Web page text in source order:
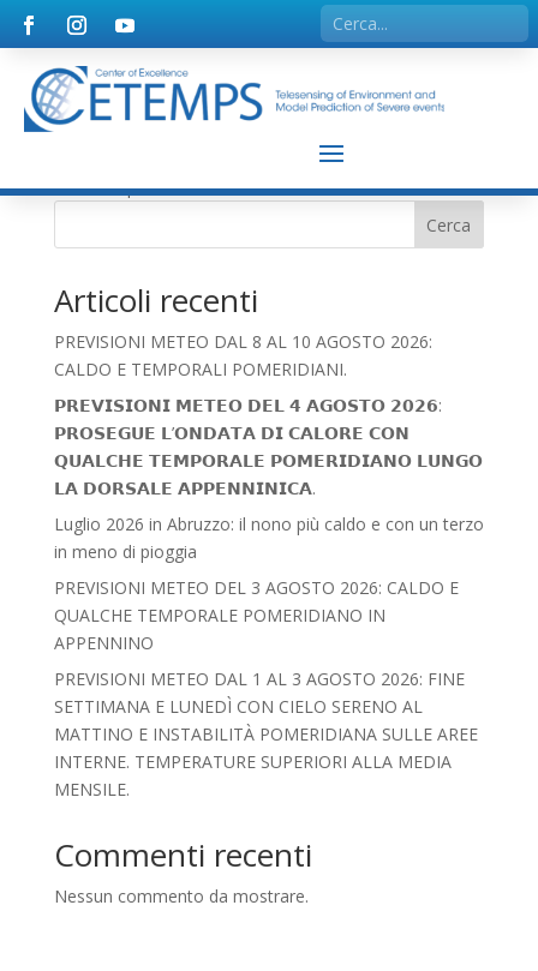
Nessun risultato
La pagina richiesta non è stata trovata. Affina la tua
ricerca, o utilizza la barra di navigazione qui sopra per
trovare il post.
Cerca
Articoli recenti
PREVISIONI METEO DAL 8 AL 10 AGOSTO 2026:
CALDO E TEMPORALI POMERIDIANI.
𝗣𝗥𝗘𝗩𝗜𝗦𝗜𝗢𝗡𝗜 𝗠𝗘𝗧𝗘𝗢 𝗗𝗘𝗟 𝟰 𝗔𝗚𝗢𝗦𝗧𝗢 𝟮𝟬𝟮𝟲:
𝗣𝗥𝗢𝗦𝗘𝗚𝗨𝗘 𝗟’𝗢𝗡𝗗𝗔𝗧𝗔 𝗗𝗜 𝗖𝗔𝗟𝗢𝗥𝗘 𝗖𝗢𝗡
𝗤𝗨𝗔𝗟𝗖𝗛𝗘 𝗧𝗘𝗠𝗣𝗢𝗥𝗔𝗟𝗘 𝗣𝗢𝗠𝗘𝗥𝗜𝗗𝗜𝗔𝗡𝗢 𝗟𝗨𝗡𝗚𝗢
𝗟𝗔 𝗗𝗢𝗥𝗦𝗔𝗟𝗘 𝗔𝗣𝗣𝗘𝗡𝗡𝗜𝗡𝗜𝗖𝗔.
Luglio 2026 in Abruzzo: il nono più caldo e con un terzo
in meno di pioggia
PREVISIONI METEO DEL 3 AGOSTO 2026: CALDO E
QUALCHE TEMPORALE POMERIDIANO IN
APPENNINO
PREVISIONI METEO DAL 1 AL 3 AGOSTO 2026: FINE
SETTIMANA E LUNEDÌ CON CIELO SERENO AL
MATTINO E INSTABILITÀ POMERIDIANA SULLE AREE
INTERNE. TEMPERATURE SUPERIORI ALLA MEDIA
MENSILE.
Commenti recenti
Nessun commento da mostrare.